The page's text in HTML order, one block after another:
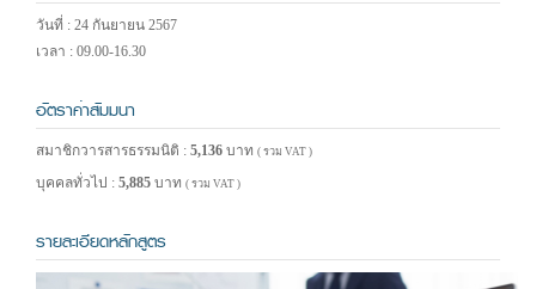
วันที่ : 24 กันยายน 2567
เวลา : 09.00-16.30
อัตราค่าสัมมนา
สมาชิกวารสารธรรมนิติ : 5,136 บาท ( รวม VAT )
บุคคลทั่วไป : 5,885 บาท ( รวม VAT )
รายละเอียดหลักสูตร